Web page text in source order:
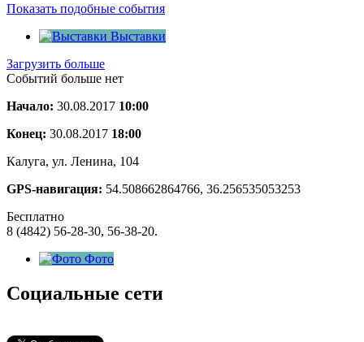
Показать подобные события
Выставки
Загрузить больше
Событий больше нет
Начало: 30.08.2017 10:00
Конец: 30.08.2017 18:00
Калуга, ул. Ленина, 104
GPS-навигация: 54.508662864766, 36.256535053253
Бесплатно
8 (4842) 56-28-30, 56-38-20.
Фото
Социальные сети